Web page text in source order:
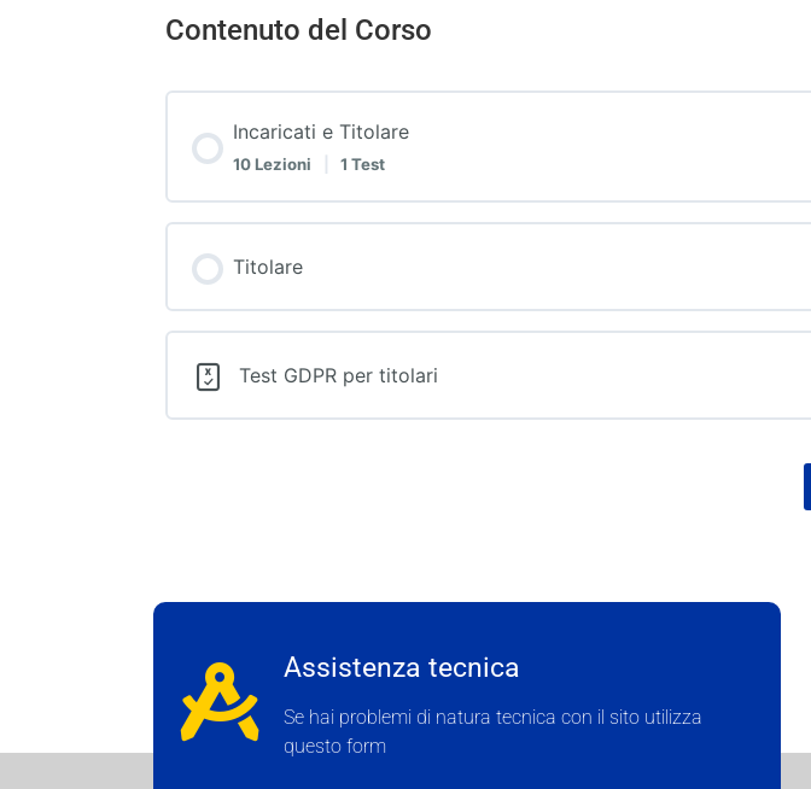
Contenuto del Corso
Incaricati e Titolare
10 Lezioni 1 Test
Titolare
Test GDPR per titolari
Assistenza tecnica
Se hai problemi di natura tecnica con il sito utilizza
questo form